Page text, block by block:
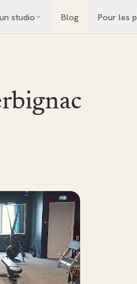
studio Blog Pour les